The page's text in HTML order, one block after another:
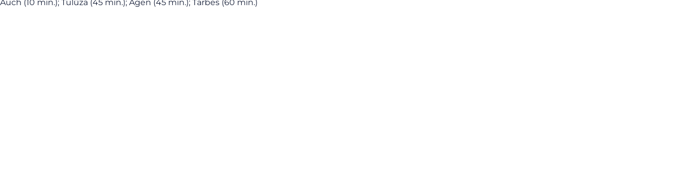
Auch (10 min.); Tulūza (45 min.); Agen (45 min.); Tarbes (60 min.)